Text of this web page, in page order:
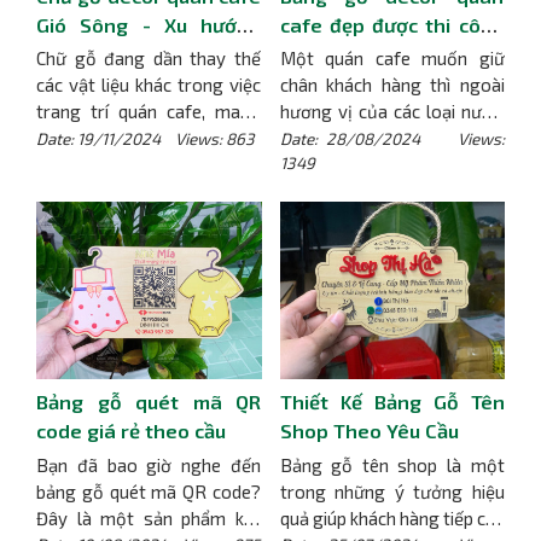
nhiều gia đình, quán cafe, trà
sữa, spa và các văn phòng
hiện nay.[Chi tiết]
ưu điểm của móc khóa gỗ
ngay dưới đây.[Chi tiết]
Gió Sông - Xu hướng
trang trí độc đáo thu
hút
Chữ gỗ đang dần thay thế
các vật liệu khác trong việc
trang trí quán cafe, mang
đến vẻ đẹp mộc mạc, gần
cafe không chỉ tạo điểm
nhấn độc đáo mà còn giúp
quán cafe xây dựng phong
cách riêng biệt, gây ấn
tượng với khách hàng. Cùng
khám phá xu hướng mới này
tại Cafe Gió Sông – một
trong những không gian
được trang trí đẹp mắt với
chữ gỗ decor.
[Chi tiết]
Date: 19/11/2024 Views: 863
cafe đẹp được thi công
bởi Gimi Factory
Một quán cafe muốn giữ
chân khách hàng thì ngoài
hương vị của các loại nước,
không gian thiết kế cũng là
yếu tố khiến khách hàng
decor là một trong những
lựa chọn giúp tạo nên điểm
nhấn cho quán cafe. Trong
bài viết này, cùng tìm hiểu về
bảng gỗ decor, lý do nên sử
dụng bảng gỗ trong quán
cafe và tại sao nên chọn
Gimi Factory để thi công
bảng gỗ decor quán cafe.
[Chi tiết]
Date: 28/08/2024 Views:
1349
Bảng gỗ quét mã QR
code giá rẻ theo cầu
Bạn đã bao giờ nghe đến
bảng gỗ quét mã QR code?
Đây là một sản phẩm kết
Thiết Kế Bảng Gỗ Tên
Shop Theo Yêu Cầu
Bảng gỗ tên shop là một
trong những ý tưởng hiệu
quả giúp khách hàng tiếp cận